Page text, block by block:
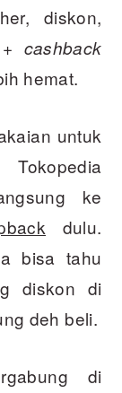
diskon,
+ cashback
hemat.
untuk
ke
dulu.
bisa tahu
diskon di
deh beli.
di